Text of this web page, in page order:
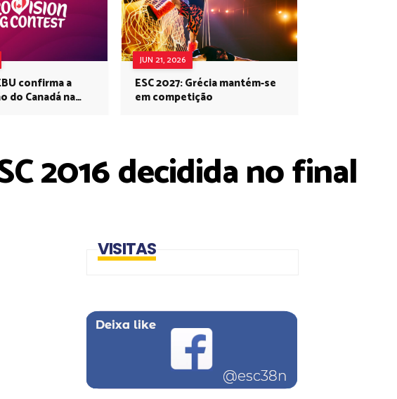
confirma a
do Canadá na
JUN 21, 2026
ESC 2027: Grécia mantém-se
em competição
2016 decidida no final
VISITAS